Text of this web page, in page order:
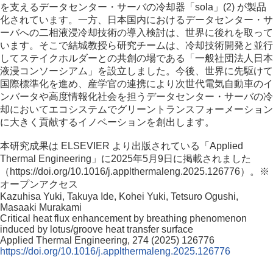
を支えるデータセンター・サーバの冷却器「sola」(2) が製品
化されています。一方、日本国内におけるデータセンター・サ
ーバへの二相液浸冷却技術の導入検討は、世界に後れを取って
います。そこで結城教授ら研究チームは、冷却技術開発と並行
してステイクホルダーとの共創の場である「一般社団法人日本
液浸コンソーシアム」を設立しました。今後、世界に先駆けて
国際標準化を進め、産学官の連携により次世代電気自動車のイ
ンバータや高度情報化社会を担うデータセンター・サーバの冷
却においてエコシステムでグリーントランスフォーメーション
に大きく貢献するイノベーションを創出します。
本研究成果は ELSEVIER より出版されている「Applied
Thermal Engineering」に2025年5月9日に掲載されました
（https://doi.org/10.1016/j.applthermaleng.2025.126776）。※
オープンアクセス
Kazuhisa Yuki, Takuya Ide, Kohei Yuki, Tetsuro Ogushi,
Masaaki Murakami
Critical heat flux enhancement by breathing phenomenon
induced by lotus/groove heat transfer surface
Applied Thermal Engineering, 274 (2025) 126776
https://doi.org/10.1016/j.applthermaleng.2025.126776